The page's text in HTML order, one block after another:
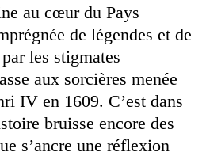
au cœur du Pays
de légendes et de
les stigmates
aux sorcières menée
IV en 1609. C’est dans
bruisse encore des
s’ancre une réflexion